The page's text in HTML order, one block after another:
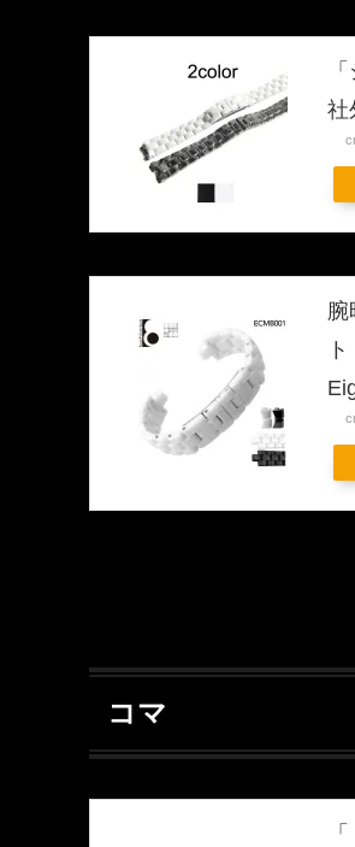
社
腕
コマ